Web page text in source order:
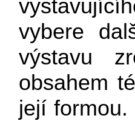
vybere
výstavu
obsahem
její